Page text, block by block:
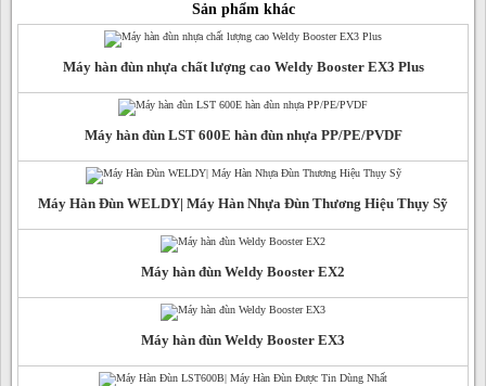
Sản phẩm khác
Máy hàn đùn nhựa chất lượng cao Weldy Booster EX3 Plus
Máy hàn đùn LST 600E hàn đùn nhựa PP/PE/PVDF
Máy Hàn Đùn WELDY| Máy Hàn Nhựa Đùn Thương Hiệu Thụy Sỹ
Máy hàn đùn Weldy Booster EX2
Máy hàn đùn Weldy Booster EX3